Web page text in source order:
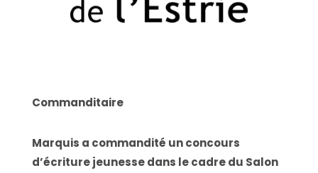
Commanditaire
Marquis a commandité un concours
d’écriture jeunesse dans le cadre du Salon